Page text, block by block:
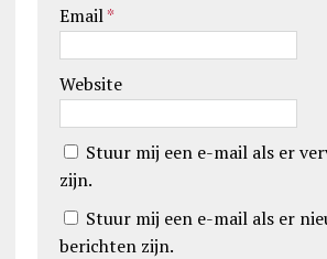
Email*
Website
Stuur mij een e-mail als er
zijn.
Stuur mij een e-mail als er
berichten zijn.